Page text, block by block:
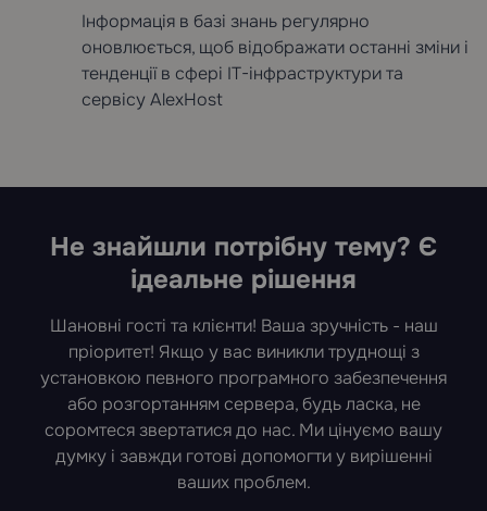
Інформація в базі знань регулярно
оновлюється, щоб відображати останні зміни і
тенденції в сфері IT-інфраструктури та
сервісу AlexHost
Не знайшли потрібну тему? Є
ідеальне рішення
Шановні гості та клієнти! Ваша зручність - наш
пріоритет! Якщо у вас виникли труднощі з
установкою певного програмного забезпечення
або розгортанням сервера, будь ласка, не
соромтеся звертатися до нас. Ми цінуємо вашу
думку і завжди готові допомогти у вирішенні
ваших проблем.